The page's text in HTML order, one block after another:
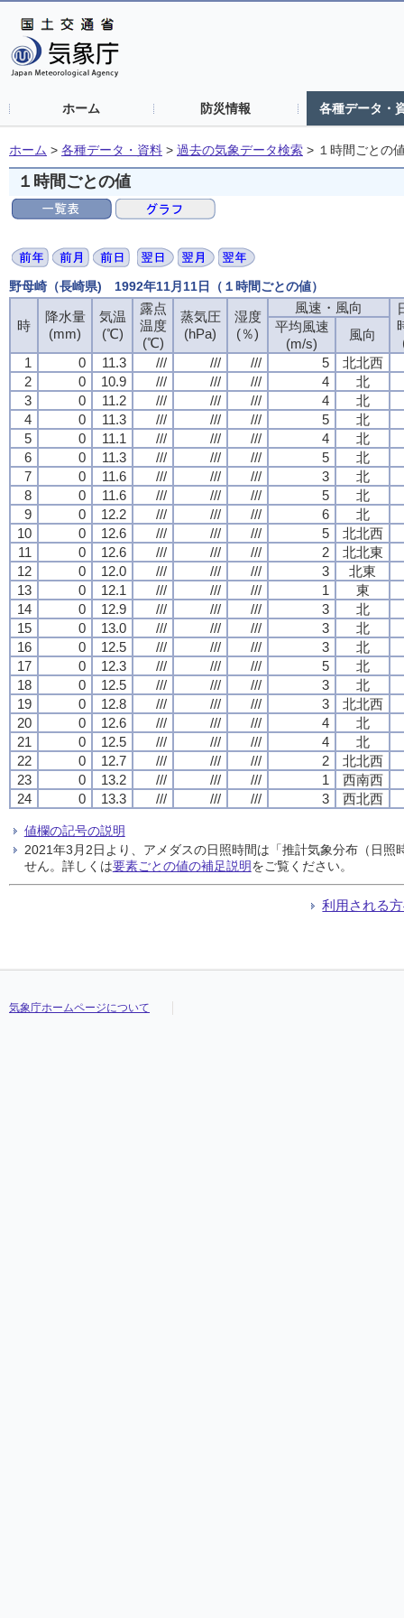
ホーム 防災情報 各種データ・
ホーム > 各種データ・資料 > 過去の気象データ検索 > １時間ごとの
１時間ごとの値
野母崎（長崎県) 1992年11月11日（１時間ごとの値）
時
降水量
(mm)
気温
(℃)
露点
温度
(℃)
蒸気圧
(hPa)
湿度
(％)
風速・風向
平均風速
(m/s)
風向
1
0 11.3 /// /// /// 5
北北西
2
0 10.9 /// /// /// 4
北
3
0 11.2 /// /// /// 4
北
4
0 11.3 /// /// /// 5
北
5
0 11.1 /// /// /// 4
北
6
0 11.3 /// /// /// 5
北
7
0 11.6 /// /// /// 3
北
8
0 11.6 /// /// /// 5
北
9
0 12.2 /// /// /// 6
北
10
0 12.6 /// /// /// 5
北北西
11
0 12.6 /// /// /// 2
北北東
12
0 12.0 /// /// /// 3
北東
13
0 12.1 /// /// /// 1
東
14
0 12.9 /// /// /// 3
北
15
0 13.0 /// /// /// 3
北
16
0 12.5 /// /// /// 3
北
17
0 12.3 /// /// /// 5
北
18
0 12.5 /// /// /// 3
北
19
0 12.8 /// /// /// 3
北北西
20
0 12.6 /// /// /// 4
北
21
0 12.5 /// /// /// 4
北
22
0 12.7 /// /// /// 2
北北西
23
0 13.2 /// /// /// 1
西南西
24
0 13.3 /// /// /// 3 西北西
値欄の記号の説明
2021年3月2日より、アメダスの日照時間は「推計気象分布（日
せん。詳しくは要素ごとの値の補足説明をご覧ください。
利用される
気象庁ホームページについて